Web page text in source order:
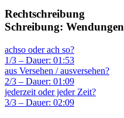
Rechtschreibung
Schreibung: Wendungen
achso oder ach so?
1/3 – Dauer: 01:53
aus Versehen / ausversehen?
2/3 – Dauer: 01:09
jederzeit oder jeder Zeit?
3/3 – Dauer: 02:09